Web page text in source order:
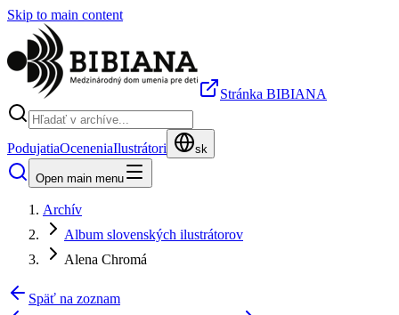
Skip to main content
Stránka BIBIANA
PodujatiaOceneniaIlustrátori sk
Open main menu
Archív
Album slovenských ilustrátorov
Alena Chromá
Späť na zoznam